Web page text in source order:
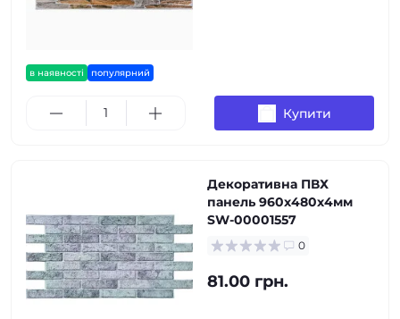
в наявності популярний
Купити
Декоративна ПВХ
панель 960х480х4мм
SW-00001557
0
81.00 грн.